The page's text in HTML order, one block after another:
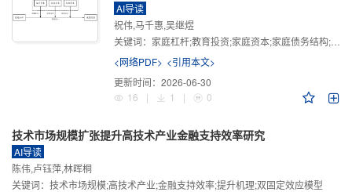
AI导读
祝伟,马千惠,吴继煜
关键词： 家庭杠杆;教育投资;家庭资本;家庭债务结构;CHFS
<网络PDF> <引用本文>
更新时间： 2026-06-30
16
| 1 | 0
技术市场规模扩张提升高技术产业金融支持效率研究
AI导读
陈伟,卢钰萍,林晖桐
关键词： 技术市场规模;高技术产业;金融支持效率;提升机理;双固定效应模型